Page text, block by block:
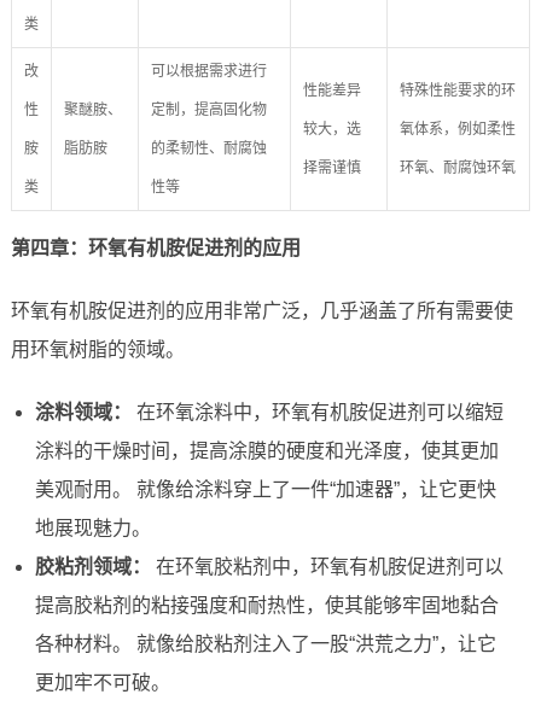
类
改
性
胺
类
聚醚胺、
脂肪胺
可以根据需求进行
定制，提高固化物
的柔韧性、耐腐蚀
性等
性能差异
较大，选
择需谨慎
特殊性能要求的环
氧体系，例如柔性
环氧、耐腐蚀环氧
第四章：环氧有机胺促进剂的应用
环氧有机胺促进剂的应用非常广泛，几乎涵盖了所有需要使
用环氧树脂的领域。
涂料领域：
在环氧涂料中，环氧有机胺促进剂可以缩短
涂料的干燥时间，提高涂膜的硬度和光泽度，使其更加
美观耐用。 就像给涂料穿上了一件“加速器”，让它更快
地展现魅力。
胶粘剂领域：
在环氧胶粘剂中，环氧有机胺促进剂可以
提高胶粘剂的粘接强度和耐热性，使其能够牢固地黏合
各种材料。 就像给胶粘剂注入了一股“洪荒之力”，让它
更加牢不可破。